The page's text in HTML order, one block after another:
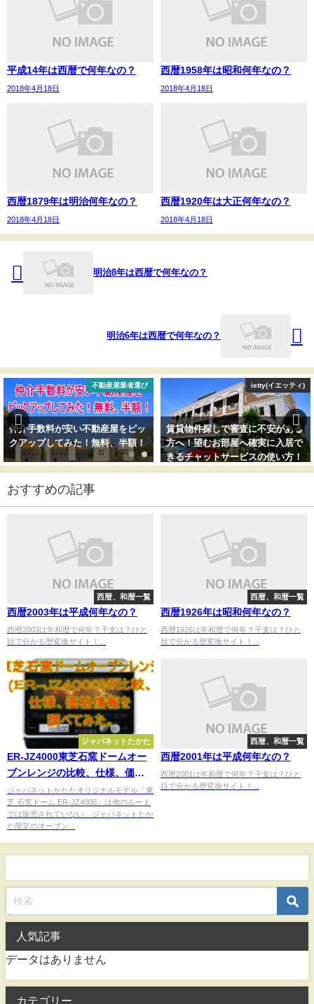
平成14年は西暦で何年なの？
2018年4月18日
西暦1958年は昭和何年なの？
2018年4月18日
西暦1879年は明治何年なの？
2018年4月18日
西暦1920年は大正何年なの？
2018年4月18日
明治8年は西暦で何年なの？
明治6年は西暦で何年なの？
不動産屋業者選び
仲介手数料が安い不動産屋をピッ
クアップしてみた！無料、半額！
ietty(イエッティ)
賃貸物件探しで審査に不安がある
方へ！望むお部屋へ確実に入居で
きるチャットサービスの使い方！
おすすめの記事
西暦、和暦一覧
西暦2003年は平成何年なの？
西暦2003は年和暦で何年？干支は？ひと
目で分かる歴変換サイト！...
西暦、和暦一覧
西暦1926年は昭和何年なの？
西暦1926は年和暦で何年？干支は？ひと
目で分かる歴変換サイト！...
ジャパネットたかた
ER-JZ4000東芝石窯ドームオー
ブンレンジの比較、仕様、価格
情報を調べてみた。
ジャパネットかたたオリジナルモデル「東
芝 石窯ドーム ER-JZ4000」は他のルート
では販売されていない、ジャパネットたか
た限定のオーブン...
西暦、和暦一覧
西暦2001年は平成何年なの？
西暦2001は年和暦で何年？干支は？ひと
目で分かる歴変換サイト！...
人気記事
データはありません
カテゴリー